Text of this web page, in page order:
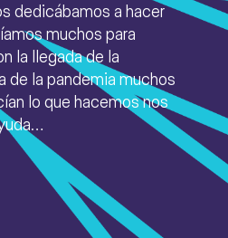
dedicábamos a hacer
muchos para
la llegada de la
de la pandemia muchos
lo que hacemos nos